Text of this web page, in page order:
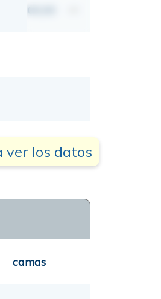
00,00
ver los datos
camas